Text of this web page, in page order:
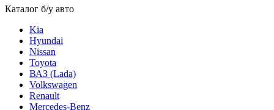
Каталог б/у авто
Kia
Hyundai
Nissan
Toyota
ВАЗ (Lada)
Volkswagen
Renault
Mercedes-Benz